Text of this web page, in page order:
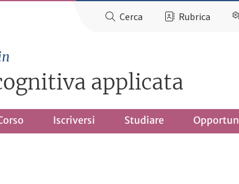
Cerca Rubrica
applicata
Iscriversi Studiare